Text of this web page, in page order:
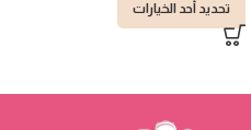
تحديد أحد الخيارات